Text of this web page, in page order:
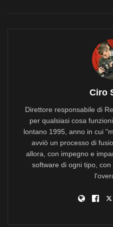
Ciro
Direttore responsabile di
per qualsiasi cosa
lontano 1995, anno in cui
avviò un processo di
allora, con impegno e
software di ogni tipo,